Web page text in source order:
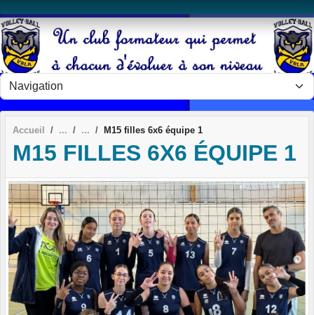
Accueil M15 filles 6x6 équipe 1
M15 FILLES 6X6 ÉQUIPE 1